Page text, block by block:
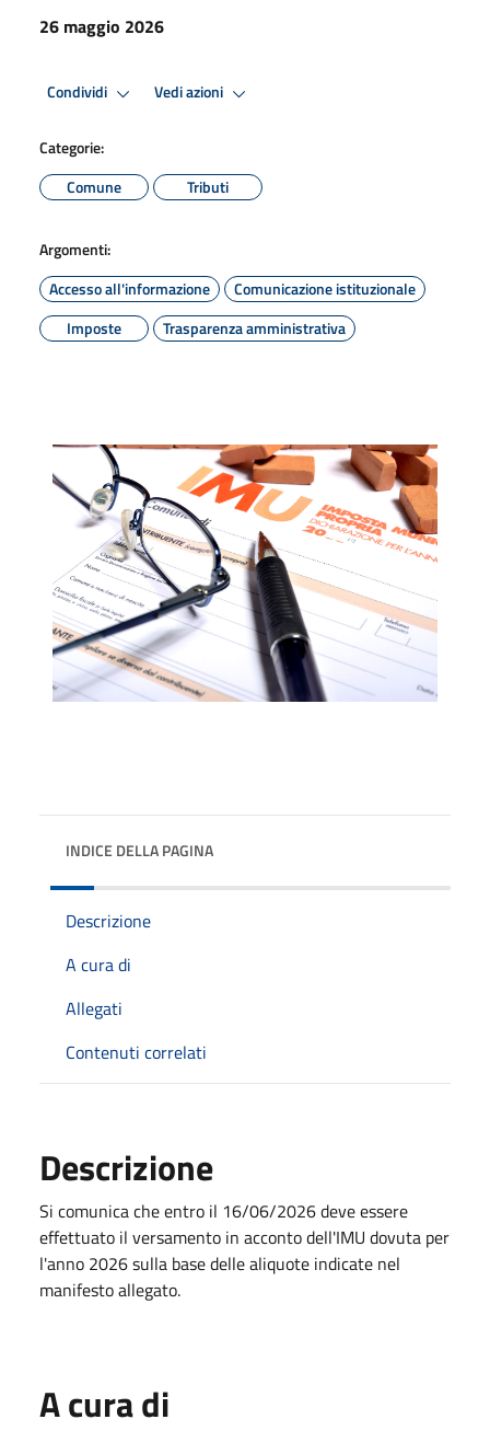
26 maggio 2026
Condividi Vedi azioni
Categorie:
Comune
Tributi
Argomenti:
Accesso all'informazione
Comunicazione istituzionale
Imposte
Trasparenza amministrativa
INDICE DELLA PAGINA
Descrizione
A cura di
Allegati
Contenuti correlati
Descrizione
Si comunica che entro il 16/06/2026 deve essere
effettuato il versamento in acconto dell'IMU dovuta per
l'anno 2026 sulla base delle aliquote indicate nel
manifesto allegato.
A cura di